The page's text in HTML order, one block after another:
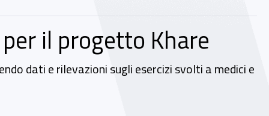
il progetto Khare
dati e rilevazioni sugli esercizi svolti a medici e